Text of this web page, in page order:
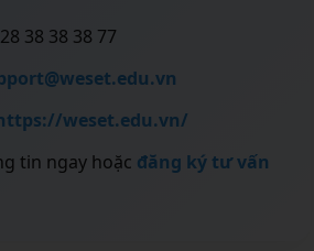
38 38 38 77
weset.edu.vn/
tin ngay hoặc đăng ký tư vấn